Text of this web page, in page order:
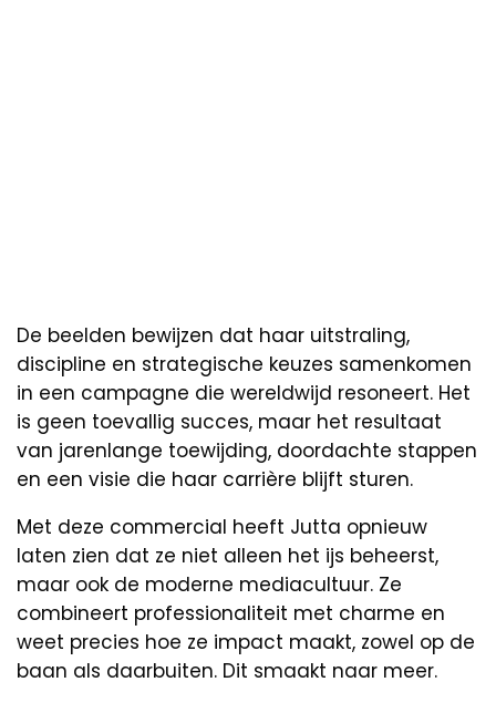
De beelden bewijzen dat haar uitstraling,
discipline en strategische keuzes samenkomen
in een campagne die wereldwijd resoneert. Het
is geen toevallig succes, maar het resultaat
van jarenlange toewijding, doordachte stappen
en een visie die haar carrière blijft sturen.
Met deze commercial heeft Jutta opnieuw
laten zien dat ze niet alleen het ijs beheerst,
maar ook de moderne mediacultuur. Ze
combineert professionaliteit met charme en
weet precies hoe ze impact maakt, zowel op de
baan als daarbuiten. Dit smaakt naar meer.